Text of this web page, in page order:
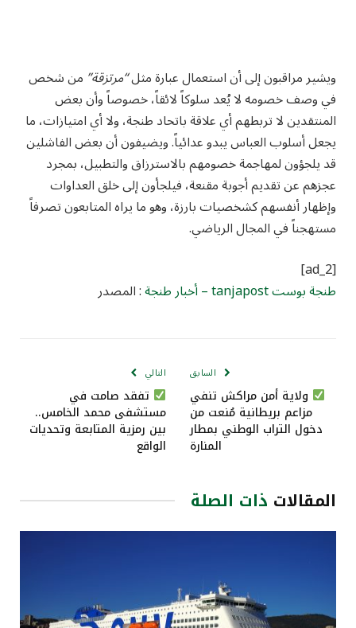
ويشير مراقبون إلى أن استعمال عبارة مثل“مرتزقة” من شخص
في وصف خصومه لا يُعد سلوكاً لائقاً، خصوصاً وأن بعض
المنتقدين لا تربطهم أي علاقة باتحاد طنجة، ولا أي امتيازات، ما
يجعل أسلوب العباس يبدو عدائياً. ويضيفون أن بعض الفاشلين
قد يلجؤون لمهاجمة خصومهم بالاسترزاق والتطبيل، بمجرد
عجزهم عن تقديم أجوبة مقنعة، فيلجأون إلى خلق العداوات
وإظهار أنفسهم كشخصيات بارزة، وهو ما يراه المتابعون تصرفاً
مستهجناً في المجال الرياضي.
[ad_2]
طنجة بوست tanjapost – أخبار طنجة : المصدر
السابق
ولاية أمن مراكش تنفي
مزاعم بريطانية مُنعت من
دخول التراب الوطني بمطار
المنارة
التالي
تفقد صامت في
مستشفى محمد الخامس..
بين رمزية المتابعة وتحديات
الواقع
المقالات ذات الصلة